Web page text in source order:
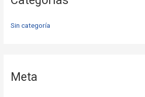
Sin categoría
Meta